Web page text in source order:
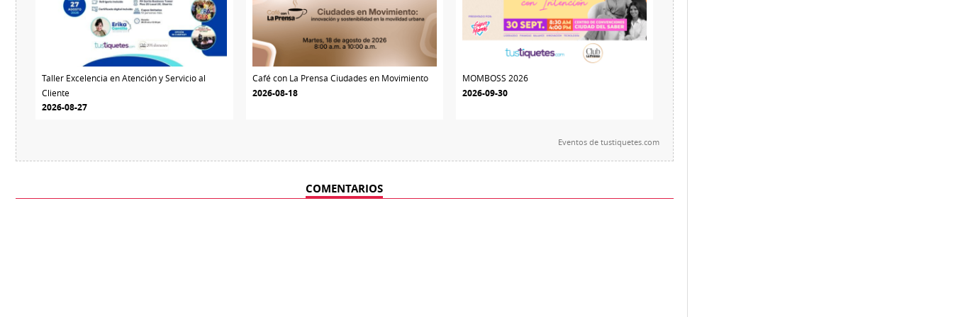
Taller Excelencia en Atención y Servicio al
Cliente
2026-08-27
Café con La Prensa Ciudades en Movimiento
2026-08-18
MOMBOSS 2026
2026-09-30
Eventos detustiquetes.com
COMENTARIOS